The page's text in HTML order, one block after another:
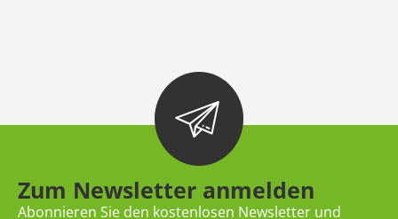
Zum Newsletter anmelden
Abonnieren Sie den kostenlosen Newsletter und